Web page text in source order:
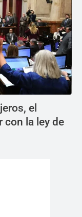
el
con la ley de